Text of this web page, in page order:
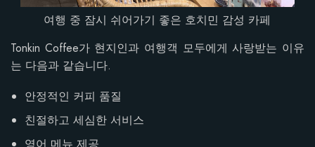
여행 중 잠시 쉬어가기 좋은 호치민 감성 카페
Tonkin Coffee가 현지인과 여행객 모두에게 사랑받는 이유
는 다음과 같습니다.
안정적인 커피 품질
친절하고 세심한 서비스